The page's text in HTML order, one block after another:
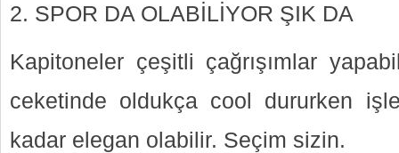
2. SPOR DA OLABİLİYOR ŞIK DA
Kapitoneler çeşitli çağrışımlar
ceketinde oldukça cool dururken
kadar elegan olabilir. Seçim sizin.